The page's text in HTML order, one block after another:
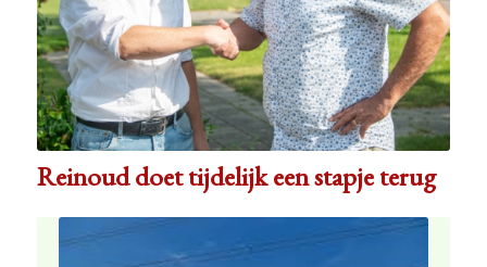
Reinoud doet tijdelijk een stapje terug